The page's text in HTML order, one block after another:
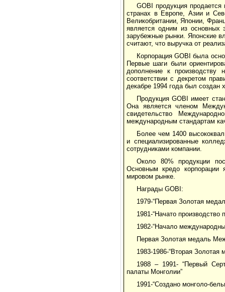
GOBI продукция
странах в Европе, Азии и
Великобритании, Японии,
является одним из основных
зарубежные рынки. Японские
считают, что выручка от
Корпорация GOBI была
Первые шаги были
дополнение к
соответствии с декретом
декабре 1994 года был создан
Продукция GOBI имеет
Она является членом
свидетельство
международным стандартам
Более чем 1400
и специализированные
сотрудниками компании.
Около 80% продукции
Основным кредо корпорации
мировом рынке.
Награды GOBI:
1979-“Первая Золотая
1981-“Начато
1982-“Начало
Первая Золотая медаль
1983-1986-“Вторая
1988 – 1991- “Первый
палаты Монголии”
1991-“Создано монголо-